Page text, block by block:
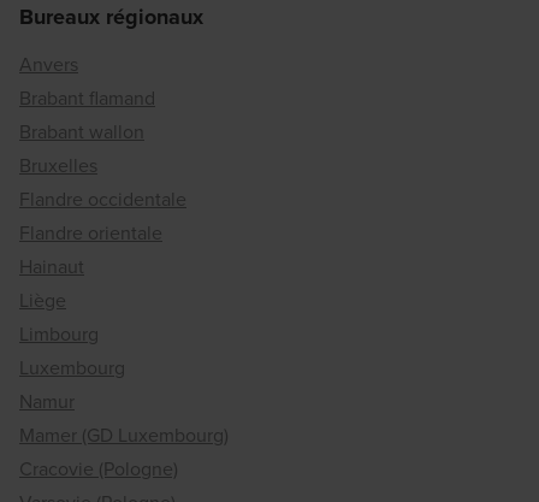
Bureaux régionaux
Anvers
Brabant flamand
Brabant wallon
Bruxelles
Flandre occidentale
Flandre orientale
Hainaut
Liège
Limbourg
Luxembourg
Namur
Mamer (GD Luxembourg)
Cracovie (Pologne)